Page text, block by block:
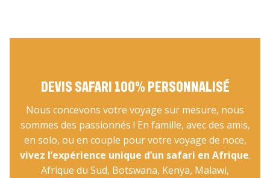
DEVIS SAFARI 100% PERSONNALISÉ
Nous concevons votre voyage sur mesure, nous
sommes des passionnés ! En famille, avec des amis,
en solo, ou en couple pour votre voyage de noce,
vivez l’expérience unique d’un safari en Afrique.
Afrique du Sud, Botswana, Kenya, Malawi,